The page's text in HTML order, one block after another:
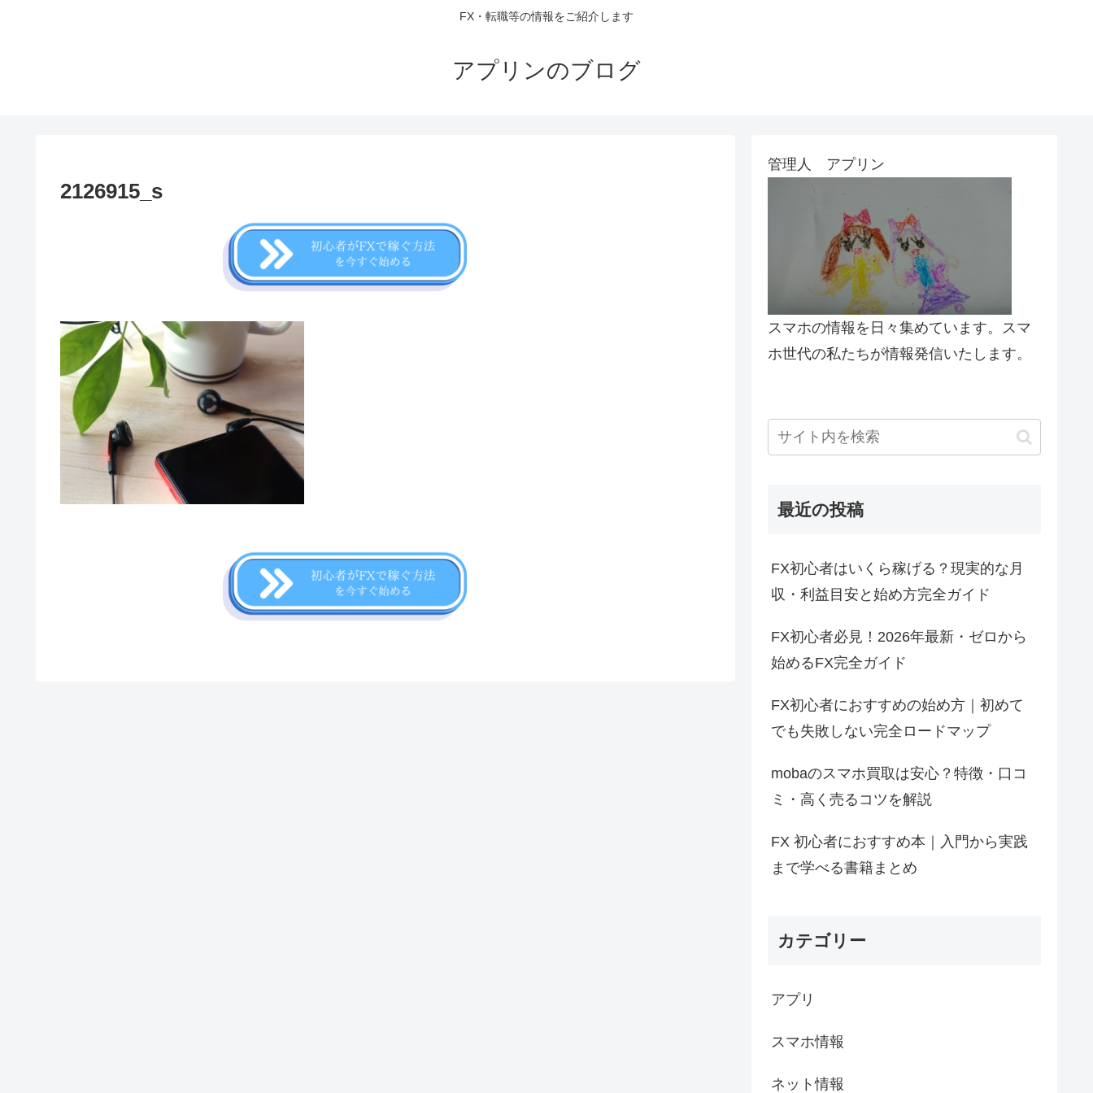
FX・転職等の情報をご紹介します
アプリンのブログ
2126915_s
管理人 アプリン
スマホの情報を日々集めています。スマ
ホ世代の私たちが情報発信いたします。
最近の投稿
FX初心者はいくら稼げる？現実的な月
収・利益目安と始め方完全ガイド
FX初心者必見！2026年最新・ゼロから
始めるFX完全ガイド
FX初心者におすすめの始め方｜初めて
でも失敗しない完全ロードマップ
mobaのスマホ買取は安心？特徴・口コ
ミ・高く売るコツを解説
FX 初心者におすすめ本｜入門から実践
まで学べる書籍まとめ
カテゴリー
アプリ
スマホ情報
ネット情報